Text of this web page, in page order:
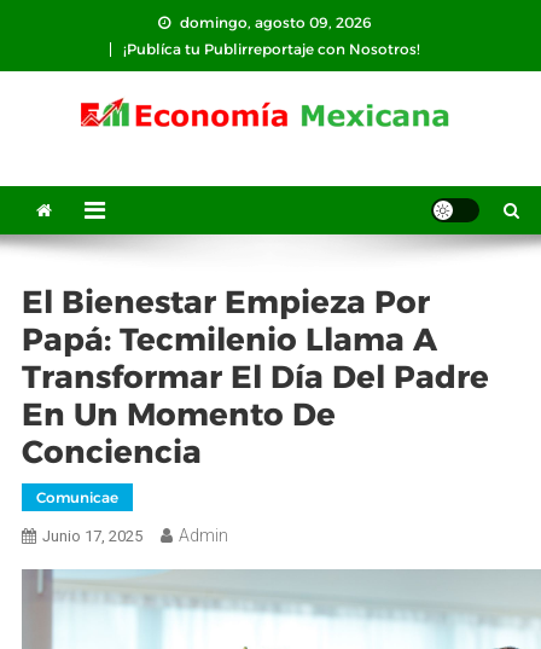
contenido
domingo, agosto 09, 2026
¡Publíca tu Publirreportaje con Nosotros!
El Bienestar Empieza Por
Papá: Tecmilenio Llama A
Transformar El Día Del Padre
En Un Momento De
Conciencia
Comunicae
Junio 17, 2025 Admin